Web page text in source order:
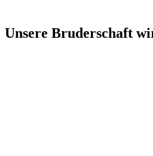
Unsere Bruderschaft